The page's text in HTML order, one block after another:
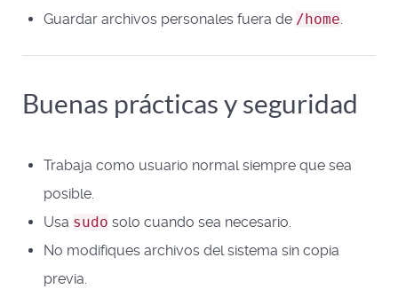
Guardar archivos personales fuera de /home.
Buenas prácticas y seguridad
Trabaja como usuario normal siempre que sea
posible.
Usa sudo solo cuando sea necesario.
No modifiques archivos del sistema sin copia
previa.